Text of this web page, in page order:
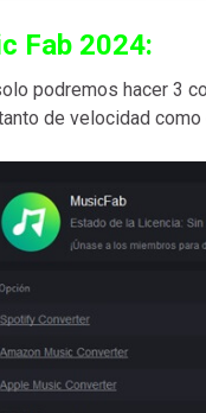
Fab 2024:
podremos hacer 3
de velocidad como